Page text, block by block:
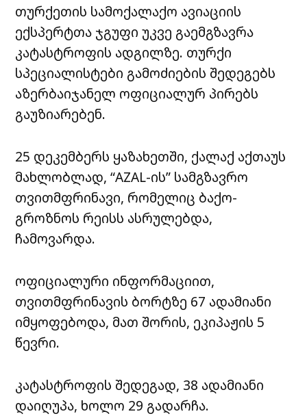
თურქეთის სამოქალაქო ავიაციის
ექსპერტთა ჯგუფი უკვე გაემგზავრა
კატასტროფის ადგილზე. თურქი
სპეციალისტები გამოძიების შედეგებს
აზერბაიჯანელ ოფიციალურ პირებს
გაუზიარებენ.
25 დეკემბერს ყაზახეთში, ქალაქ აქთაუს
მახლობლად, “AZAL-ის” სამგზავრო
თვითმფრინავი, რომელიც ბაქო-
გროზნოს რეისს ასრულებდა,
ჩამოვარდა.
ოფიციალური ინფორმაციით,
თვითმფრინავის ბორტზე 67 ადამიანი
იმყოფებოდა, მათ შორის, ეკიპაჟის 5
წევრი.
კატასტროფის შედეგად, 38 ადამიანი
დაიღუპა, ხოლო 29 გადარჩა.